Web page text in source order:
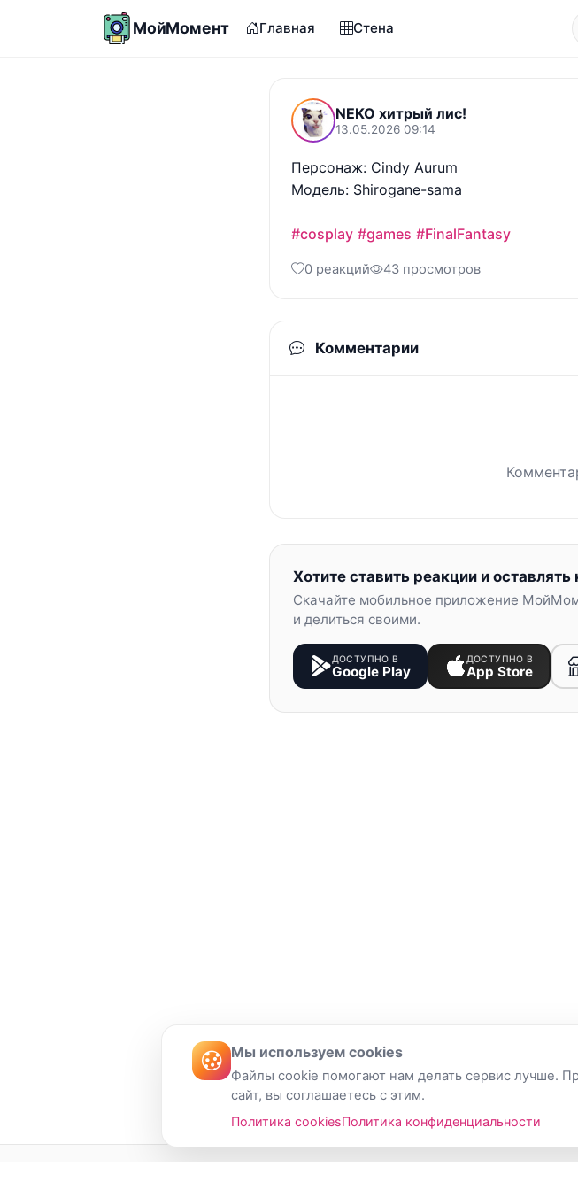
МойМомент Главная Стена
NEKO хитрый лис!
13.05.2026 09:14
Персонаж: Cindy Aurum
Модель: Shirogane-sama
#cosplay #games #FinalFantasy
0 реакций 43 просмотров
Комментарии
Хотите ставить реакции и
Скачайте мобильное приложение
и делиться своими.
ДОСТУПНО В
Google Play
ДОСТУПНО В
App Store
Мы используем cookies
Файлы cookie помогают нам делать сервис лучше.
сайт, вы соглашаетесь с этим.
Политика cookiesПолитика конфиденциальности